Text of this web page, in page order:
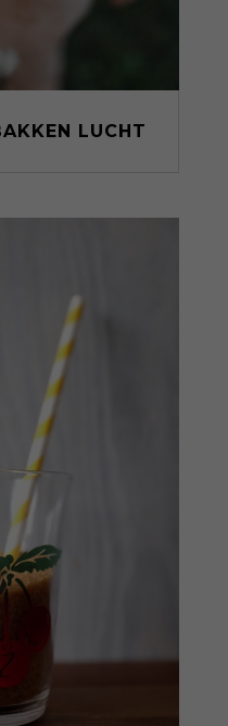
LUCHT